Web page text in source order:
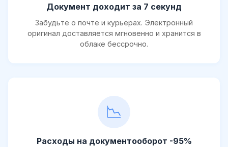
Документ доходит за 7 секунд
Забудьте о почте и курьерах. Электронный
оригинал доставляется мгновенно и хранится в
облаке бессрочно.
📉
Расходы на документооборот -95%